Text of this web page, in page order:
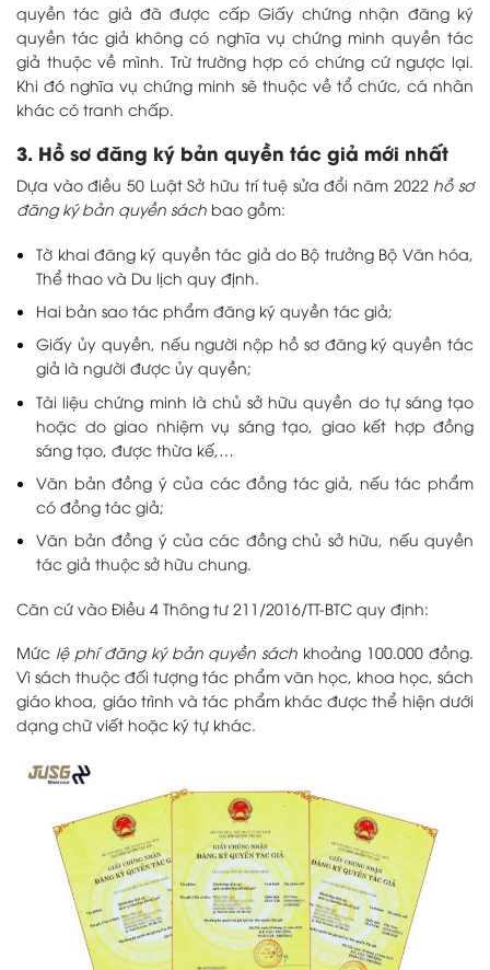
quyền tác giả đã được cấp Giấy chứng nhận đăng ký
quyền tác giả không có nghĩa vụ chứng minh quyền tác
giả thuộc về mình. Trừ trường hợp có chứng cứ ngược lại.
Khi đó nghĩa vụ chứng minh sẽ thuộc về tổ chức, cá nhân
khác có tranh chấp.
3. Hồ sơ đăng ký bản quyền tác giả mới nhất
Dựa vào điều 50 Luật Sở hữu trí tuệ sửa đổi năm 2022 hồ sơ
đăng ký bản quyền sách bao gồm:
Tờ khai đăng ký quyền tác giả do Bộ trưởng Bộ Văn hóa,
Thể thao và Du lịch quy định.
Hai bản sao tác phẩm đăng ký quyền tác giả;
Giấy ủy quyền, nếu người nộp hồ sơ đăng ký quyền tác
giả là người được ủy quyền;
Tài liệu chứng minh là chủ sở hữu quyền do tự sáng tạo
hoặc do giao nhiệm vụ sáng tạo, giao kết hợp đồng
sáng tạo, được thừa kế,…
Văn bản đồng ý của các đồng tác giả, nếu tác phẩm
có đồng tác giả;
Văn bản đồng ý của các đồng chủ sở hữu, nếu quyền
tác giả thuộc sở hữu chung.
Căn cứ vào Điều 4 Thông tư 211/2016/TT-BTC quy định:
Mức lệ phí đăng ký bản quyền sách khoảng 100.000 đồng.
Vì sách thuộc đối tượng tác phẩm văn học, khoa học, sách
giáo khoa, giáo trình và tác phẩm khác được thể hiện dưới
dạng chữ viết hoặc ký tự khác.